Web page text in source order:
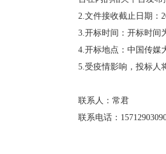
2.文件接收截止日期：
3.开标时间：开标时间
4.开标地点：中国传媒
5.受疫情影响，投标人
联系人：常君
联系电话：